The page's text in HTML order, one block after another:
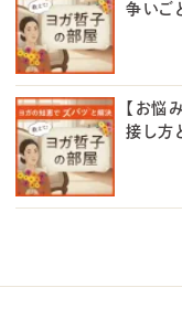
争いご
【お悩
接し方